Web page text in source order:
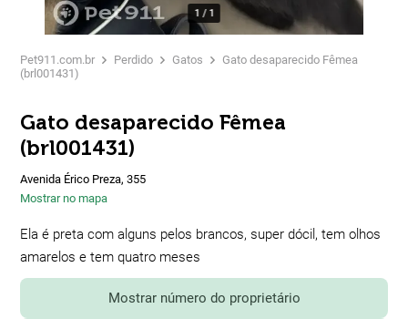
1 / 1
Pet911.com.br Perdido Gatos
Gato desaparecido Fêmea
(brl001431)
Gato desaparecido Fêmea
(brl001431)
Avenida Érico Preza, 355
Mostrar no mapa
Ela é preta com alguns pelos brancos, super dócil, tem olhos
amarelos e tem quatro meses
Mostrar número do proprietário